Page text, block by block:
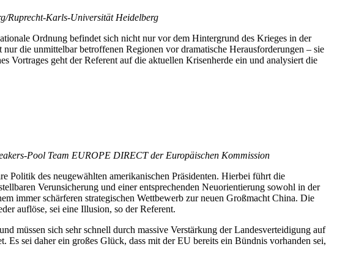
Ruprecht-Karls-Universität Heidelberg
Ordnung befindet sich nicht nur vor dem Hintergrund des Krieges in der
die unmittelbar betroffenen Regionen vor dramatische Herausforderungen – sie
Vortrages geht der Referent auf die aktuellen Krisenherde ein und analysiert die
Pool Team EUROPE DIRECT der Europäischen Kommission
Politik des neugewählten amerikanischen Präsidenten. Hierbei führt die
Verunsicherung und einer entsprechenden Neuorientierung sowohl in der
immer schärferen strategischen Wettbewerb zur neuen Großmacht China. Die
auflöse, sei eine Illusion, so der Referent.
müssen sich sehr schnell durch massive Verstärkung der Landesverteidigung auf
sei daher ein großes Glück, dass mit der EU bereits ein Bündnis vorhanden sei,